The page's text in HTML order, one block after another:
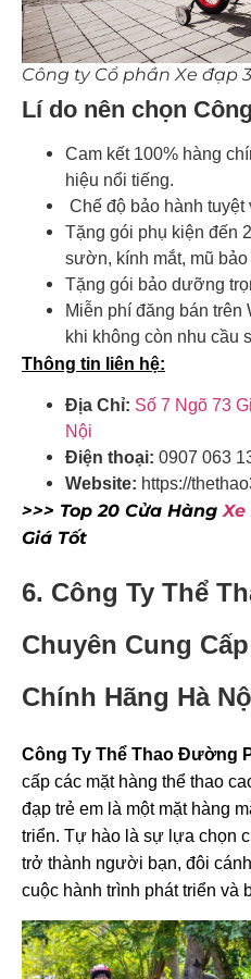
Công ty Cổ phần Xe đạp
Lí do nên chọn
Cam kết 100% hàng
hiệu nổi tiếng.
Chế độ bảo hành
Tặng gói phụ kiện đến
sườn, kính mắt, mũ
Tặng gói bảo dưỡng
Miễn phí đăng bán trên
khi không còn nhu cầu
Thông tin liên hệ:
Địa Chỉ: Số 7 Ngõ 73
Nội
Điện thoại: 0907 063
Website: https://
>>> Top 20 Cửa HàngXe
Giá Tốt
6. Công Ty Thể
Chuyên Cung
Chính Hãng Hà
Công Ty Thể Thao Đường
cấp các mặt hàng thể thao
đạp trẻ em là một mặt hàng
triển. Tự hào là sự lựa chọn
trở thành người bạn, đôi
cuộc hành trình phát triển và